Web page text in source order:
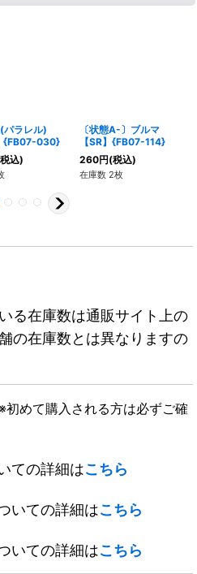
パラレル)
{FB07-030}
込)
〔状態A-〕ブルマ
【SR】{FB07-114}
260円(税込)
在庫数 2枚
る在庫数は通販サイト上の
の在庫数とは異なりますの
初めて購入される方は必ずご確
ての詳細はこちら
いての詳細はこちら
いての詳細はこちら